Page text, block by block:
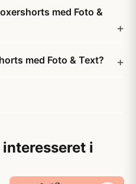
med Foto &
med Foto & Text?
interesseret i